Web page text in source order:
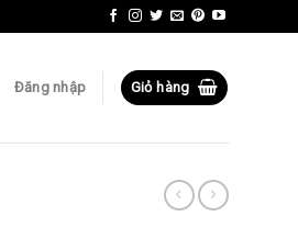
Đăng nhập Giỏ hàng